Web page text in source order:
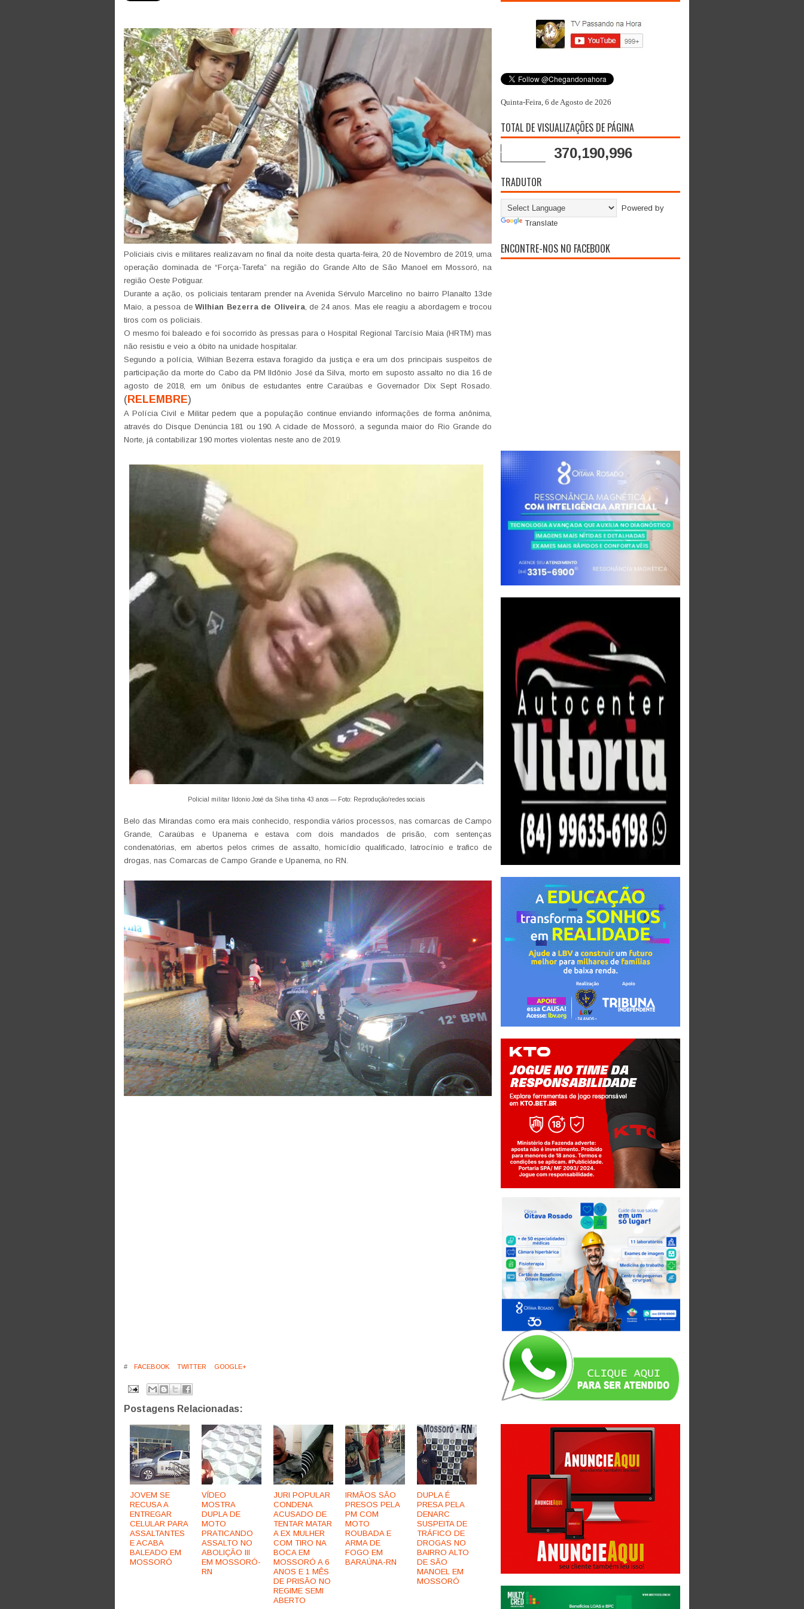
Policiais civis e militares realizavam no final da noite desta quarta-feira, 20 de Novembro de 2019, uma
operação dominada de “Força-Tarefa” na região do Grande Alto de São Manoel em Mossoró, na
região Oeste Potiguar.
Durante a ação, os policiais tentaram prender na Avenida Sérvulo Marcelino no bairro Planalto 13de
Maio, a pessoa deWilhian Bezerra de Oliveira, de 24 anos. Mas ele reagiu a abordagem e trocou
tiros com os policiais.
O mesmo foi baleado e foi socorrido às pressas para o Hospital Regional Tarcísio Maia (HRTM) mas
não resistiu e veio a óbito na unidade hospitalar.
Segundo a polícia, Wilhian Bezerra estava foragido da justiça e era um dos principais suspeitos de
participação da morte do Cabo da PM Ildônio José da Silva, morto em suposto assalto no dia 16 de
agosto de 2018, em um ônibus de estudantes entre Caraúbas e Governador Dix Sept Rosado.
(RELEMBRE)
A Polícia Civil e Militar pedem que a população continue enviando informações de forma anônima,
através do Disque Denúncia 181 ou 190. A cidade de Mossoró, a segunda maior do Rio Grande do
Norte, já contabilizar 190 mortes violentas neste ano de 2019.
Policial militar Ildonio José da Silva tinha 43 anos — Foto: Reprodução/redes sociais
Belo das Mirandas como era mais conhecido, respondia vários processos, nas comarcas de Campo
Grande, Caraúbas e Upanema e estava com dois mandados de prisão, com sentenças
condenatórias, em abertos pelos crimes de assalto, homicídio qualificado, latrocínio e trafico de
drogas, nas Comarcas de Campo Grande e Upanema, no RN.
# FACEBOOK TWITTER GOOGLE+
Postagens Relacionadas:
JOVEM SE
RECUSA A
ENTREGAR
CELULAR PARA
ASSALTANTES
E ACABA
BALEADO EM
MOSSORÓ
VÍDEO
MOSTRA
DUPLA DE
MOTO
PRATICANDO
ASSALTO NO
ABOLIÇÃO III
EM MOSSORÓ-
RN
JURI POPULAR
CONDENA
ACUSADO DE
TENTAR MATAR
A EX MULHER
COM TIRO NA
BOCA EM
MOSSORÓ A 6
ANOS E 1 MÊS
DE PRISÃO NO
REGIME SEMI
ABERTO
IRMÃOS SÃO
PRESOS PELA
PM COM
MOTO
ROUBADA E
ARMA DE
FOGO EM
BARAÚNA-RN
DUPLA É
PRESA PELA
DENARC
SUSPEITA DE
TRÁFICO DE
DROGAS NO
BAIRRO ALTO
DE SÃO
MANOEL EM
MOSSORÓ
Quinta-Feira, 6 de Agosto de 2026
TOTAL DE VISUALIZAÇÕES DE PÁGINA
370,190,996
TRADUTOR
Powered by
Translate
ENCONTRE-NOS NO FACEBOOK
Jogue com responsabilidade. 18+